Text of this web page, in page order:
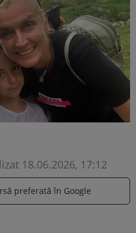
18.06.2026, 17:12
preferată în Google